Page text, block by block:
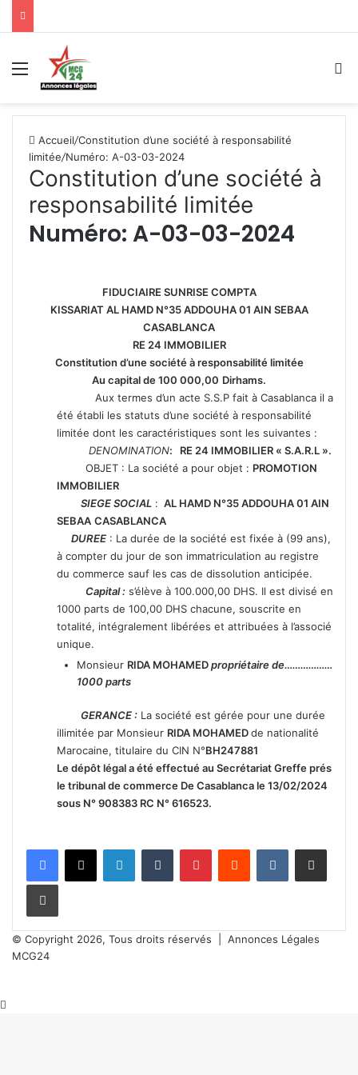
Menu
Accueil/Constitution d’une société à responsabilité
limitée/Numéro: A-03-03-2024
Constitution d’une société à
responsabilité limitée
Numéro: A-03-03-2024
FIDUCIAIRE SUNRISE COMPTA
KISSARIAT AL HAMD N°35 ADDOUHA 01 AIN SEBAA
CASABLANCA
RE 24 IMMOBILIER
Constitution d’une société à responsabilité limitée
Au capital de 100 000,00 Dirhams.
Aux termes d’un acte S.S.P fait à Casablanca il a
été établi les statuts d’une société à responsabilité
limitée dont les caractéristiques sont les suivantes :
DENOMINATION: RE 24 IMMOBILIER « S.A.R.L ».
OBJET : La société a pour objet : PROMOTION
IMMOBILIER
SIEGE SOCIAL : AL HAMD N°35 ADDOUHA 01 AIN
SEBAA CASABLANCA
DUREE : La durée de la société est fixée à (99 ans),
à compter du jour de son immatriculation au registre
du commerce sauf les cas de dissolution anticipée.
Capital : s’élève à 100.000,00 DHS. Il est divisé en
1000 parts de 100,00 DHS chacune, souscrite en
totalité, intégralement libérées et attribuées à l’associé
unique.
Monsieur RIDA MOHAMEDpropriétaire de………………
1000 parts
GERANCE : La société est gérée pour une durée
illimitée par Monsieur RIDA MOHAMEDde nationalité
Marocaine, titulaire du CIN N°BH247881
Le dépôt légal a été effectué au Secrétariat Greffe prés
le tribunal de commerce De Casablanca le 13/02/2024
sous N° 908383 RC N° 616523.
© Copyright 2026, Tous droits réservés | Annonces Légales
MCG24